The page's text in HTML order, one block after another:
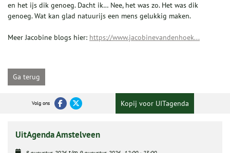
en het ijs dik genoeg. Dacht ik… Nee, het was zo. Het was dik
genoeg. Wat kan glad natuurijs een mens gelukkig maken.
Meer Jacobine blogs hier: https://www.jacobinevandenhoek...
Ga terug
Volg ons Kopij voor UITagenda
UitAgenda Amstelveen